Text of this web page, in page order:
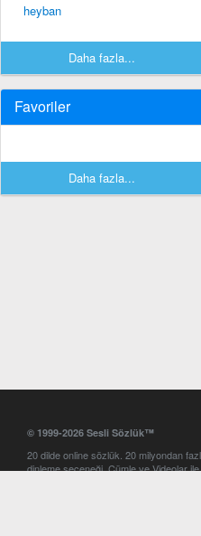
heyban
Daha fazla...
Favoriler
Daha fazla...
© 1999-2026 Sesli Sözlük™
20 dilde online sözlük. 20 milyondan
dinleme seçeneği. Cümle ve Videolar